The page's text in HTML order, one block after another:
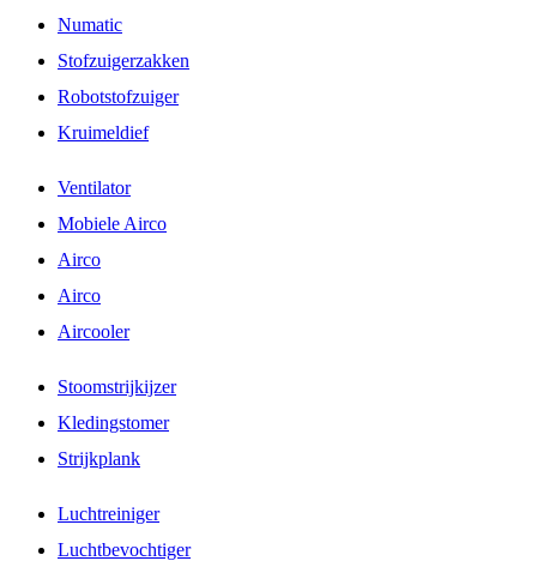
Numatic
Stofzuigerzakken
Robotstofzuiger
Kruimeldief
Ventilator
Mobiele Airco
Airco
Airco
Aircooler
Stoomstrijkijzer
Kledingstomer
Strijkplank
Luchtreiniger
Luchtbevochtiger